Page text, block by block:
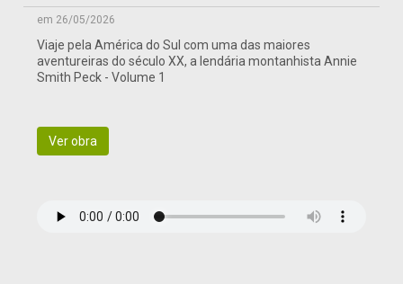
em 26/05/2026
Viaje pela América do Sul com uma das maiores
aventureiras do século XX, a lendária montanhista Annie
Smith Peck - Volume 1
Ver obra